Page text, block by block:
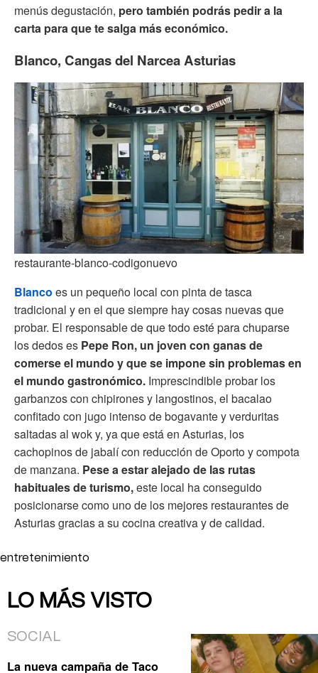
menús degustación, pero también podrás pedir a la
carta para que te salga más económico.
Blanco, Cangas del Narcea Asturias
restaurante-blanco-codigonuevo
Blanco es un pequeño local con pinta de tasca
tradicional y en el que siempre hay cosas nuevas que
probar. El responsable de que todo esté para chuparse
los dedos es Pepe Ron, un joven con ganas de
comerse el mundo y que se impone sin problemas en
el mundo gastronómico. Imprescindible probar los
garbanzos con chipirones y langostinos, el bacalao
confitado con jugo intenso de bogavante y verduritas
saltadas al wok y, ya que está en Asturias, los
cachopinos de jabalí con reducción de Oporto y compota
de manzana. Pese a estar alejado de las rutas
habituales de turismo,este local ha conseguido
posicionarse como uno de los mejores restaurantes de
Asturias gracias a su cocina creativa y de calidad.
entretenimiento
LO MÁS VISTO
SOCIAL
La nueva campaña de Taco